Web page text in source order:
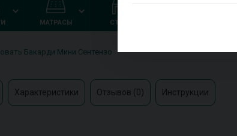
МАТРАСЫ СТОЛЫ
Бакарди Мини Сентензо
Характеристики Отзывов (0) Инструкции